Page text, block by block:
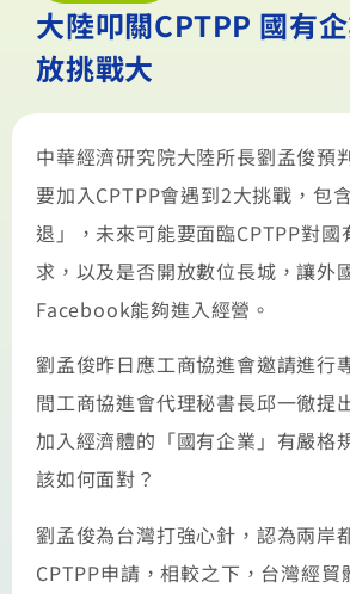
大陸叩關CPTPP 國有
放挑戰大
中華經濟研究院大陸所長劉孟俊預
要加入CPTPP會遇到2大挑戰，包
退」，未來可能要面臨CPTPP對國
求，以及是否開放數位長城，讓外
Facebook能夠進入經營。
劉孟俊昨日應工商協進會邀請進行
間工商協進會代理秘書長邱一徹提
加入經濟體的「國有企業」有嚴格
該如何面對？
劉孟俊為台灣打強心針，認為兩岸
CPTPP申請，相較之下，台灣經貿